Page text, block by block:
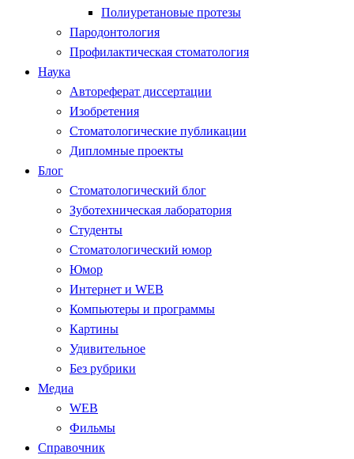
Полиуретановые протезы
Пародонтология
Профилактическая стоматология
Наука
Автореферат диссертации
Изобретения
Стоматологические публикации
Дипломные проекты
Блог
Стоматологический блог
Зуботехническая лаборатория
Студенты
Стоматологический юмор
Юмор
Интернет и WEB
Компьютеры и программы
Картины
Удивительное
Без рубрики
Медиа
WEB
Фильмы
Справочник